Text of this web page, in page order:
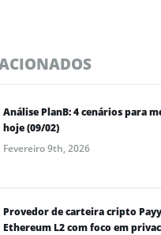
Análise PlanB: 4 cenários para
hoje (09/02)
Fevereiro 9th, 2026
Provedor de carteira cripto
Ethereum L2 com foco em